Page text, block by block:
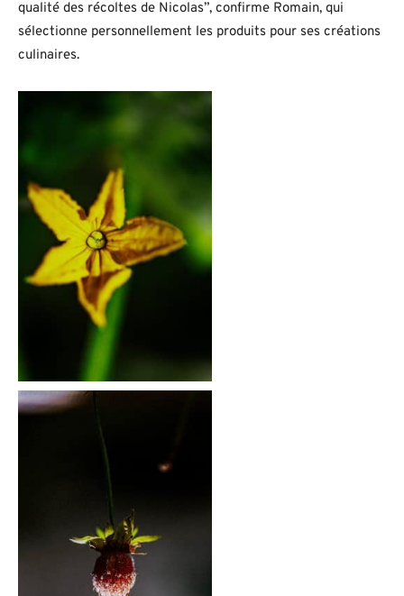
qualité des récoltes de Nicolas”, confirme Romain, qui
sélectionne personnellement les produits pour ses créations
culinaires.